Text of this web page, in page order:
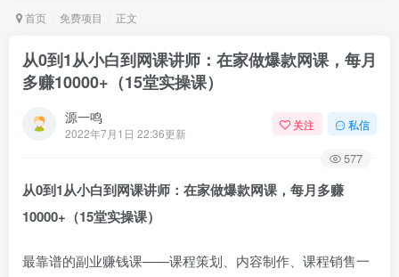
首页 免费项目 正文
从0到1从小白到网课讲师：在家做爆款网课，每月
多赚10000+（15堂实操课）
源一鸣
2022年7月1日 22:36更新
关注 私信
577
从0到1从小白到网课讲师 ： 在家做爆款网课 ，每月多赚
10000+（15堂实操课）
最靠谱的副业赚钱课——课程策划、内容制作、课程销售一